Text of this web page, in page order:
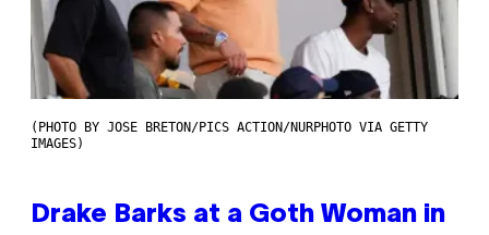
(PHOTO BY JOSE BRETON/PICS ACTION/NURPHOTO VIA GETTY
IMAGES)
Drake Barks at a Goth Woman in